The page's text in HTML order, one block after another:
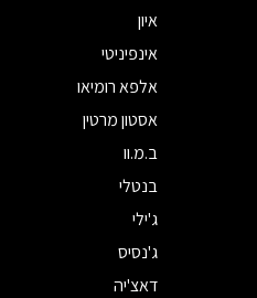
איון
אינפיניטי
אלפא רומיאו
אסטון מרטין
ב.מ.וו
בנטלי
ג'ילי
ג'נסיס
דאצ'יה